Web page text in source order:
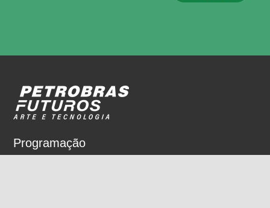
Programação